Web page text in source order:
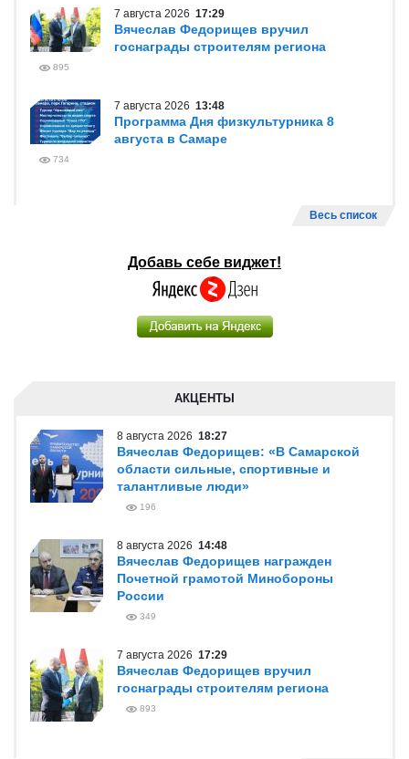
7 августа 2026 17:29
Вячеслав Федорищев вручил
госнаграды строителям региона
895
7 августа 2026 13:48
Программа Дня физкультурника 8
августа в Самаре
734
Весь список
Добавь себе виджет!
АКЦЕНТЫ
8 августа 2026 18:27
Вячеслав Федорищев: «В Самарской
области сильные, спортивные и
талантливые люди»
196
8 августа 2026 14:48
Вячеслав Федорищев награжден
Почетной грамотой Минобороны
России
349
7 августа 2026 17:29
Вячеслав Федорищев вручил
госнаграды строителям региона
893